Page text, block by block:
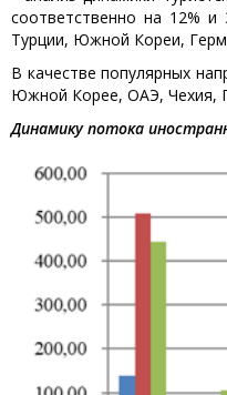
соответственно на 12%
Турции, Южной Кореи,
В качестве популярных
Южной Корее, ОАЭ, Чехия,
Динамику потока